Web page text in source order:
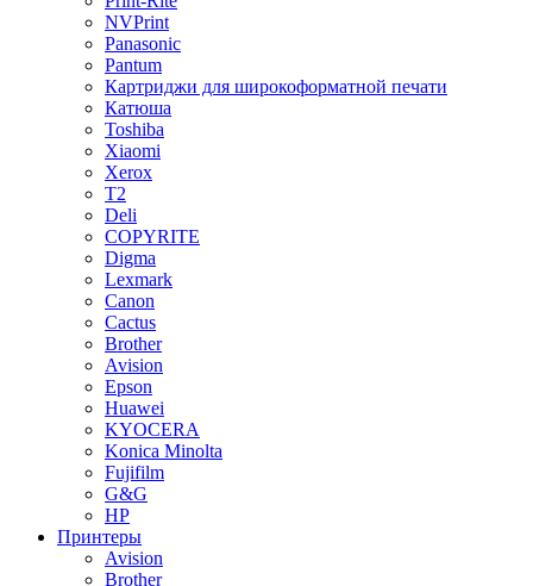
NVPrint
Panasonic
Pantum
Картриджи для широкоформатной печати
Катюша
Toshiba
Xiaomi
Xerox
T2
Deli
COPYRITE
Digma
Lexmark
Canon
Cactus
Brother
Avision
Epson
Huawei
KYOCERA
Konica Minolta
Fujifilm
G&G
HP
Принтеры
Avision
Brother